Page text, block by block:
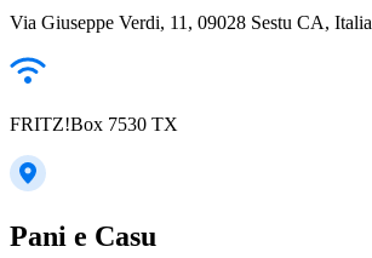
Via Giuseppe Verdi, 11, 09028 Sestu CA, Italia
FRITZ!Box 7530 TX
Pani e Casu